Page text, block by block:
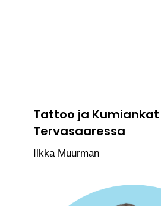
Tattoo ja Kumiankat
Tervasaaressa
Ilkka Muurman